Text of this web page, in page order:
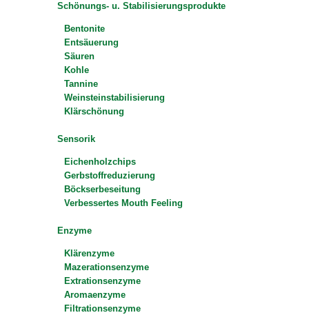
Schönungs- u. Stabilisierungsprodukte
Bentonite
Entsäuerung
Säuren
Kohle
Tannine
Weinsteinstabilisierung
Klärschönung
Sensorik
Eichenholzchips
Gerbstoffreduzierung
Böckserbeseitung
Verbessertes Mouth Feeling
Enzyme
Klärenzyme
Mazerationsenzyme
Extrationsenzyme
Aromaenzyme
Filtrationsenzyme